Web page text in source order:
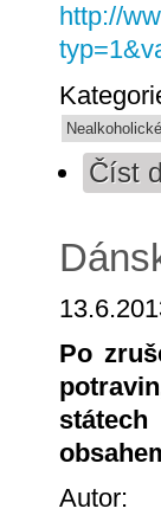
http://
Číst
Po
Autor: